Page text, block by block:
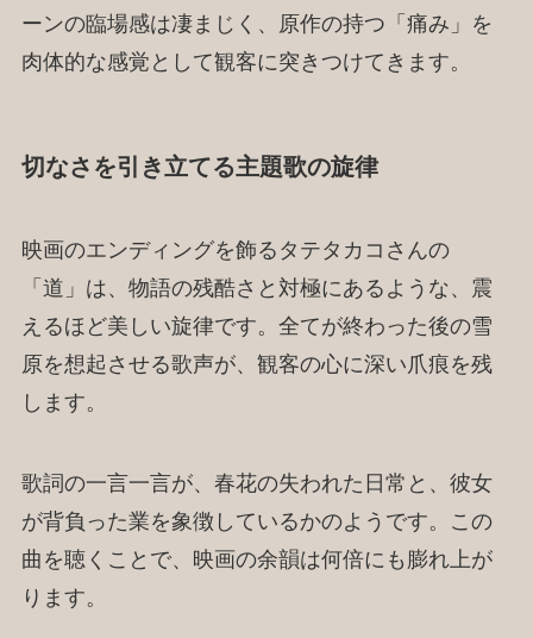
ーンの臨場感は凄まじく、原作の持つ「痛み」を
肉体的な感覚として観客に突きつけてきます。
切なさを引き立てる主題歌の旋律
映画のエンディングを飾るタテタカコさんの
「道」は、物語の残酷さと対極にあるような、震
えるほど美しい旋律です。全てが終わった後の雪
原を想起させる歌声が、観客の心に深い爪痕を残
します。
歌詞の一言一言が、春花の失われた日常と、彼女
が背負った業を象徴しているかのようです。この
曲を聴くことで、映画の余韻は何倍にも膨れ上が
ります。